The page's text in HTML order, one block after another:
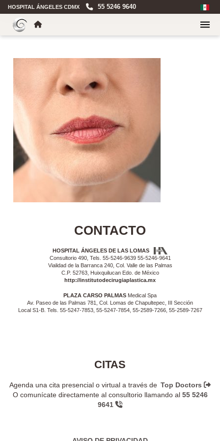
HOSPITAL ÁNGELES CDMX 55 5246 9640
CONTACTO
HOSPITAL ÁNGELES DE LAS LOMAS
Consultorio 490, Tels. 55-5246-9639 55-5246-9641
Vialidad de la Barranca 240, Col. Valle de las Palmas
C.P. 52763, Huixquilucan Edo. de México
http://institutodecirugiaplastica.mx
PLAZA CARSO PALMAS Medical Spa
Av. Paseo de las Palmas 781, Col. Lomas de Chapultepec, III Sección
Local S1-B. Tels. 55-5247-7853, 55-5247-7854, 55-2589-7266, 55-2589-7267
CITAS
Agenda una cita presencial o virtual a través de Top Doctors
O comunícate directamente al consultorio llamando al 55 5246
9641